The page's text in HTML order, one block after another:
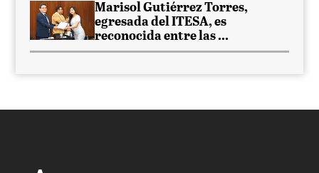
Marisol Gutiérrez Torres,
egresada del ITESA, es
reconocida entre las ...